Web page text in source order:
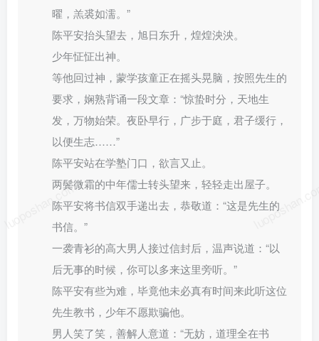
luoposhan.com
曜，羔裘如濡。”
陈平安抬头望去，旭日东升，煌煌泱泱。
少年怔怔出神。
等他回过神，蒙学孩童正在摇头晃脑，按照先生的
要求，娴熟背诵一段文章：“惊蛰时分，天地生
发，万物始荣。夜卧早行，广步于庭，君子缓行，
以便生志……”
陈平安站在学塾门口，欲言又止。
两鬓微霜的中年儒士转头望来，轻轻走出屋子。
陈平安将书信双手递出去，恭敬道：“这是先生的
书信。”
一袭青衫的高大男人接过信封后，温声说道：“以
后无事的时候，你可以多来这里旁听。”
陈平安有些为难，毕竟他未必真有时间来此听这位
先生教书，少年不愿欺骗他。
男人笑了笑，善解人意道：“无妨，道理全在书